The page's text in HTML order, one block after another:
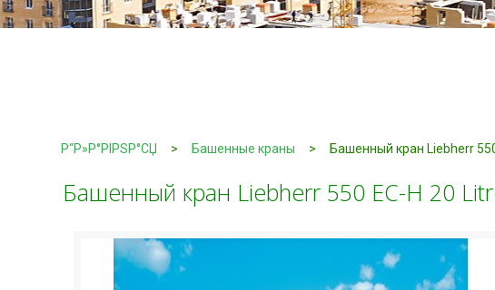
Р“Р»Р°РІРЅР°СЏ > Башенные краны > Башенный кран Liebherr
Башенный кран Liebherr 550 EC-H 20